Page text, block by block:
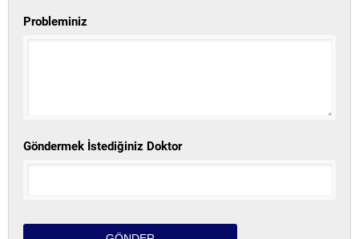
Probleminiz
Göndermek İstediğiniz Doktor